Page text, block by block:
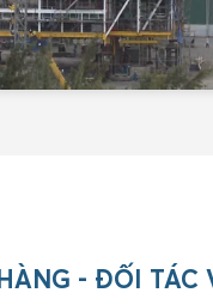
- ĐỐI TÁC